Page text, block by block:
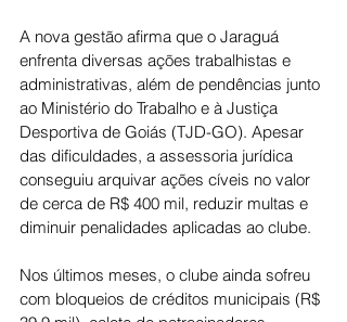
A nova gestão afirma que o Jaraguá
enfrenta diversas ações trabalhistas e
administrativas, além de pendências junto
ao Ministério do Trabalho e à Justiça
Desportiva de Goiás (TJD-GO). Apesar
das dificuldades, a assessoria jurídica
conseguiu arquivar ações cíveis no valor
de cerca de R$ 400 mil, reduzir multas e
diminuir penalidades aplicadas ao clube.
Nos últimos meses, o clube ainda sofreu
com bloqueios de créditos municipais (R$